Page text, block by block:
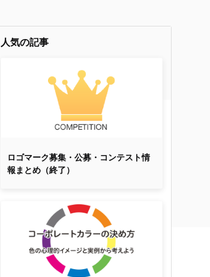
人気の記事
ロゴマーク募集・公募・コンテスト情
報まとめ（終了）